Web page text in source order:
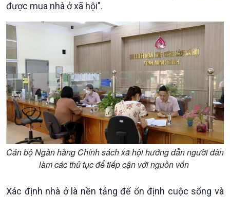
Xã hội
Tin Đời sống & Xã hội
360 độ Sức khỏe
Chuyển đổi Xanh
Tài nguyên và Môi trường
Chuyên gia của bạn
Xã hội chuyển động
Bước chân đến trường
Khoa học & Công nghệ
Tin Khoa học & Công nghệ
Kết nối công nghệ
Sống chung với biến đổi
khí hậu
được mua nhà ở xã hội".
Cán bộ Ngân hàng Chính sách xã hội hướng dẫn người dân
làm các thủ tục để tiếp cận với nguồn vốn
Xác định nhà ở là nền tảng để ổn định cuộc sống và